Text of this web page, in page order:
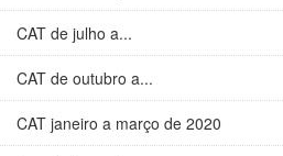
CAT de julho a...
CAT de outubro a...
CAT janeiro a março de 2020